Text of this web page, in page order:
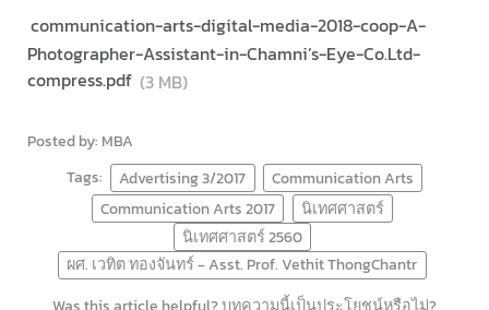
communication-arts-digital-media-2018-coop-A-
Photographer-Assistant-in-Chamni’s-Eye-Co.Ltd-
compress.pdf (3 MB)
Posted by: MBA
Tags:
Advertising 3/2017
Communication Arts
Communication Arts 2017
นิเทศศาสตร์
นิเทศศาสตร์ 2560
ผศ. เวทิต ทองจันทร์ - Asst. Prof. Vethit ThongChantr